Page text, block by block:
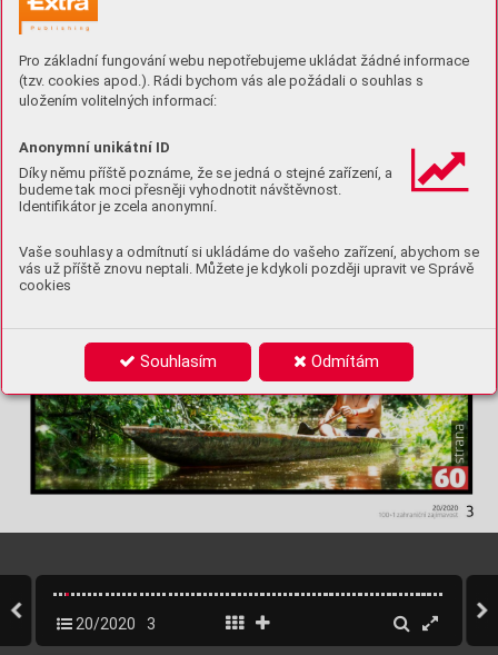
Pro základní fungování webu nepotřebujeme ukládat žádné informace
(tzv. cookies apod.). Rádi bychom vás ale požádali o souhlas s
uložením volitelných informací:
Anonymní unikátní ID
Díky němu příště poznáme, že se jedná o stejné zařízení, a
budeme tak moci přesněji vyhodnotit návštěvnost.
Identifikátor je zcela anonymní.
Vaše souhlasy a odmítnutí si ukládáme do vašeho zařízení, abychom se
vás už příště znovu neptali. Můžete je kdykoli později upravit ve Správě
cookies
Souhlasím Odmítám
20/2020 3